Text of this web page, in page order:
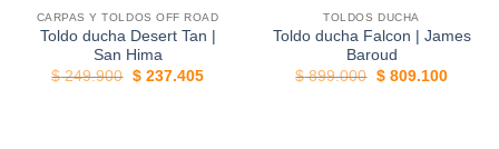
CARPAS Y TOLDOS OFF ROAD
Toldo ducha Desert Tan |
San Hima
$249.900 El
$237.405El
TOLDOS DUCHA
Toldo ducha Falcon | James
Baroud
$899.000 El
$809.100El